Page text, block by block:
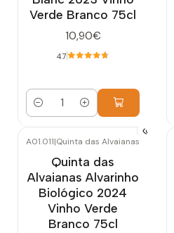
Verde Branco 75cl
10,90€
4.7
Quantidade
A01.011|Quinta das Alvaianas
Quinta das
Alvaianas Alvarinho
Biológico 2024
Vinho Verde
Branco 75cl